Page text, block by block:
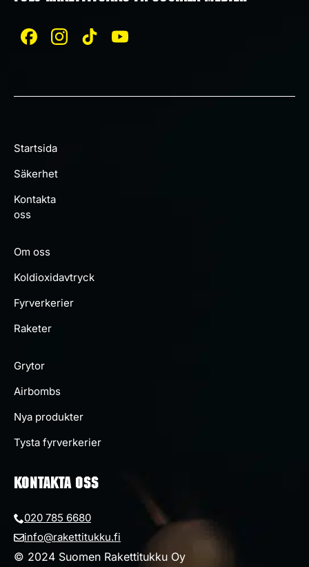
© 2024 Suomen Rakettitukku Oy
Startsida
Säkerhet
Kontakta
oss
Om oss
Koldioxidavtryck
Fyrverkerier
Raketer
Grytor
Airbombs
Nya produkter
Tysta fyrverkerier
KONTAKTA OSS
020 785 6680
info@rakettitukku.fi